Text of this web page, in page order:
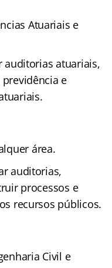
Atuariais e
auditorias atuariais,
e
área.
auditorias,
processos e
recursos públicos.
Civil e